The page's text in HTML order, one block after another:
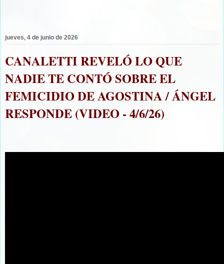
jueves, 4 de junio de 2026
CANALETTI REVELÓ LO QUE
NADIE TE CONTÓ SOBRE EL
FEMICIDIO DE AGOSTINA / ÁNGEL
RESPONDE (VIDEO - 4/6/26)